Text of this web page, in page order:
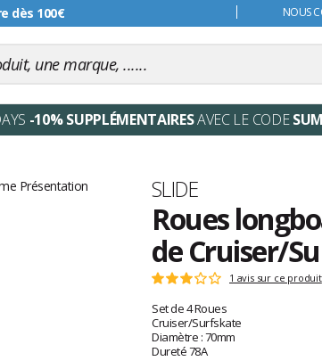
NOUS
-10% SUPPLÉMENTAIRESAVEC LE CODE
Marque
SLIDE
Roues
de Cruiser/
Les
clients
Note
:
3
sur
5
1 avis sur ce produit
Set de 4 Roues
Cruiser/Surfskate
Diamètre : 70mm
Dureté 78A